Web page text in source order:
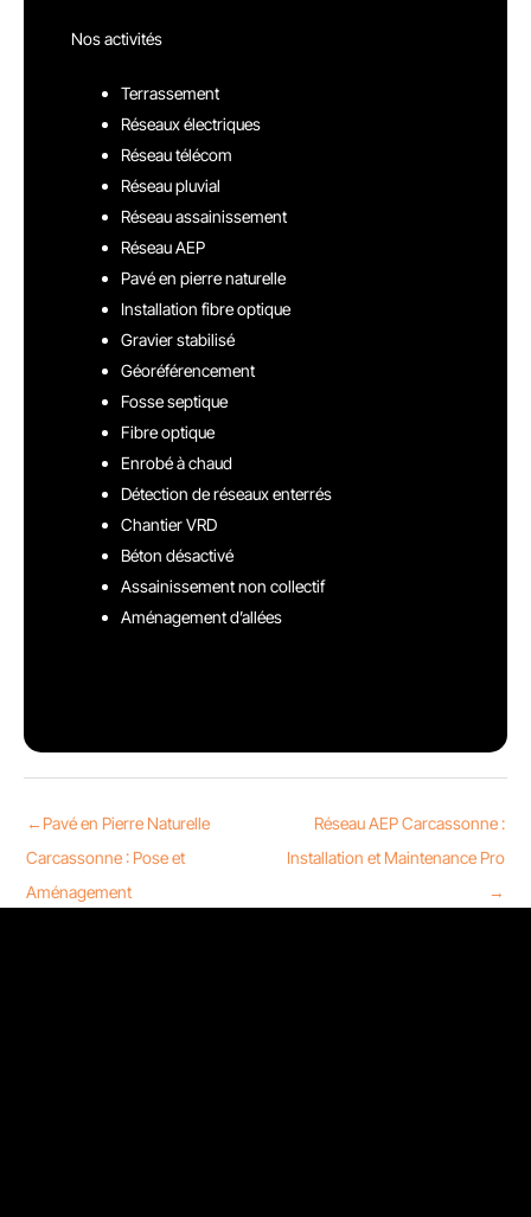
Nos activités
Terrassement
Réseaux électriques
Réseau télécom
Réseau pluvial
Réseau assainissement
Réseau AEP
Pavé en pierre naturelle
Installation fibre optique
Gravier stabilisé
Géoréférencement
Fosse septique
Fibre optique
Enrobé à chaud
Détection de réseaux enterrés
Chantier VRD
Béton désactivé
Assainissement non collectif
Aménagement d’allées
←Pavé en Pierre Naturelle
Carcassonne : Pose et
Aménagement
Réseau AEP Carcassonne :
Installation et Maintenance Pro
→